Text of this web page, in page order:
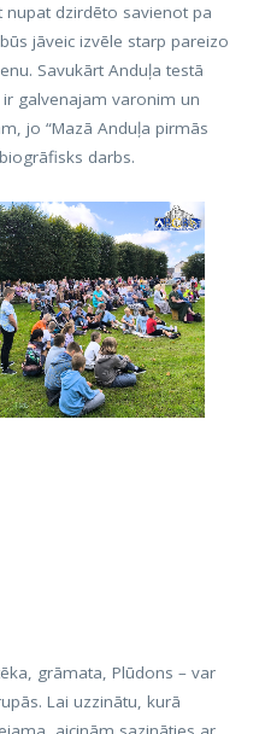
dzirdēto savienot pa
jāveic izvēle starp pareizo
Savukārt Anduļa testā
galvenajam varonim un
jo “Mazā Anduļa pirmās
darbs.
grāmata, Plūdons – var
Lai uzzinātu, kurā